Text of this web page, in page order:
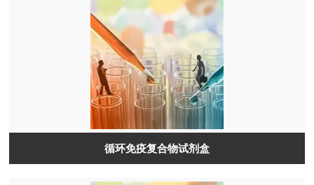
循环免疫复合物试剂盒